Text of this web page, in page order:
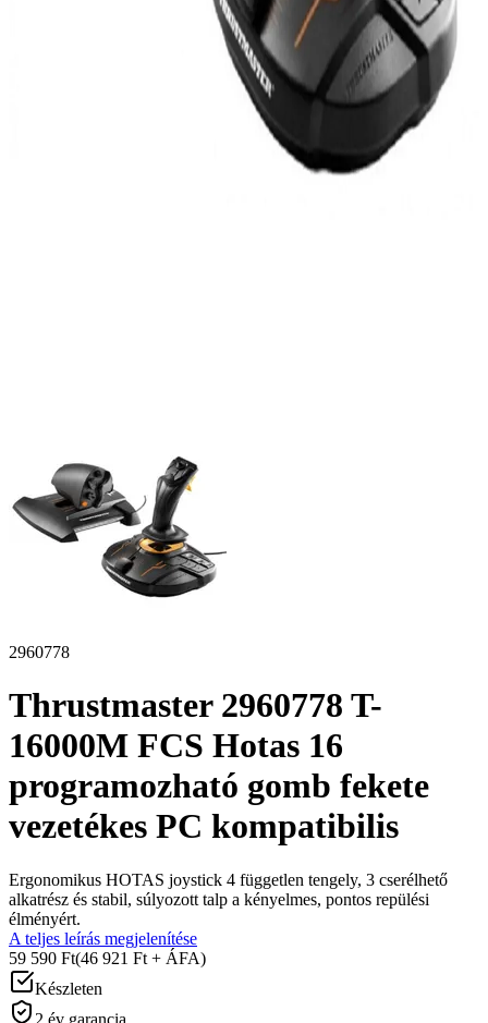
2960778
Thrustmaster 2960778 T-
16000M FCS Hotas 16
programozható gomb fekete
vezetékes PC kompatibilis
Ergonomikus HOTAS joystick 4 független tengely, 3 cserélhető
alkatrész és stabil, súlyozott talp a kényelmes, pontos repülési
élményért.
A teljes leírás megjelenítése
59 590 Ft(46 921 Ft + ÁFA)
Készleten
2 év garancia